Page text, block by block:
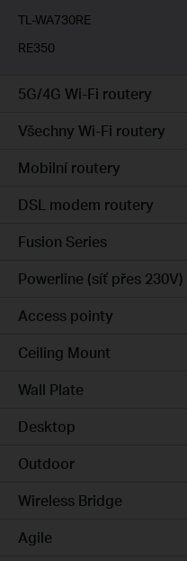
TL-WA730RE
RE350
5G/4G Wi-Fi routery
Všechny Wi-Fi routery
Mobilní routery
DSL modem routery
Fusion Series
Powerline (síť přes 230V)
Access pointy
Ceiling Mount
Wall Plate
Desktop
Outdoor
Wireless Bridge
Agile